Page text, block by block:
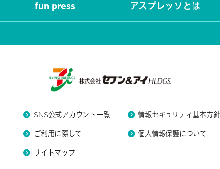
fun press アスプレッソとは
SNS公式アカウント一覧 情報セキュリティ基本方針
ご利用に際して 個人情報保護について
サイトマップ